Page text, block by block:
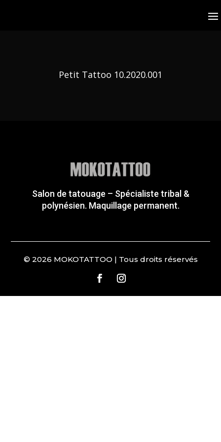
Petit Tattoo 10.2020.001
Salon de tatouage – Spécialiste tribal &
polynésien. Maquillage permanent.
© 2026 MOKOTATTOO | Tous droits réservés